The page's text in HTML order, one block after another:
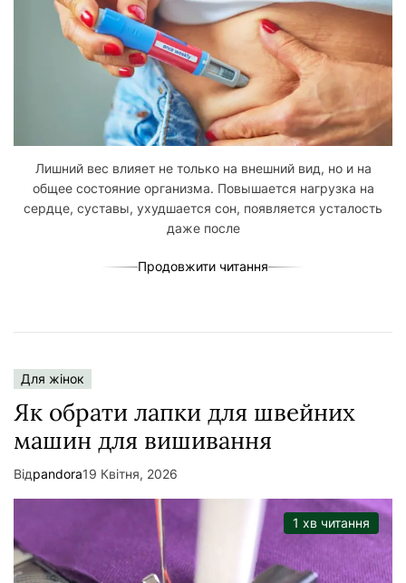
Лишний вес влияет не только на внешний вид, но и на
общее состояние организма. Повышается нагрузка на
сердце, суставы, ухудшается сон, появляется усталость
даже после
Продовжити читання
Для жінок
Як обрати лапки для швейних
машин для вишивання
Відpandora19 Квітня, 2026
1 хв читання